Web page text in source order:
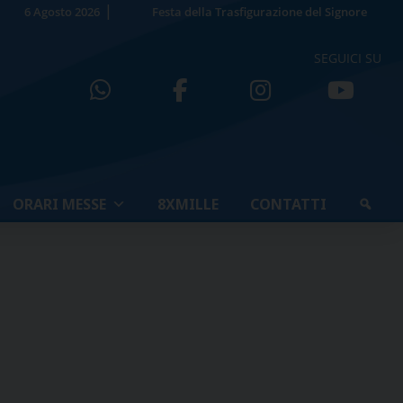
6 Agosto 2026 Festa della Trasfigurazione del Signore
SEGUICI SU
ORARI MESSE 8XMILLE CONTATTI